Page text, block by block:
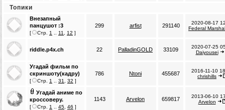
Топики
Внезапный
панцушот :3
[ Стр. 1 11 12 ]
299 arfist 291140
2020-08-17
Federal Marshal
riddle.p4x.ch 22 PalladinGOLD 33109
2020-07-25
Daiyousei
Угадай фильм по
скриншоту(кадру)
[ Стр. 1 31 32 ]
786 Ntoni 455687
2016-11-10
chrishills
Угадай аниме по
кроссоверу.
[ Стр. 1 45 46 ]
1143 Arvelon 659817
2013-06-10
Arvelon